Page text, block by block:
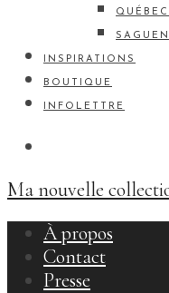
QUÉBEC
INSPIRATIONS
BOUTIQUE
INFOLETTRE
Ma nouvelle
À propos
Contact
Presse